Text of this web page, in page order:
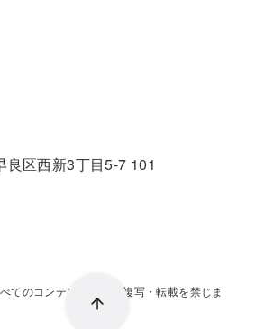
区西新3丁目5-7 101
てのコンテンツの無断複写・転載を禁じま